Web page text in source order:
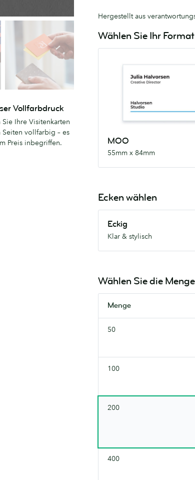
Vollfarbdruck
Sie Ihre Visitenkarten
vollfarbig – es
Preis inbegriffen.
Hergestellt aus
Wählen Sie Ihr Format
MOO
55mm x 84mm
Ecken wählen
Eckig
Klar & stylisch
Klar
stylisch
Wählen Sie die Menge
Menge
50
100
200
400